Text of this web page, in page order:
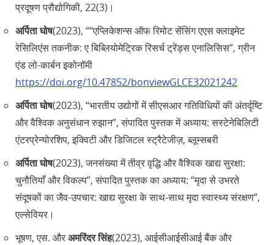
प्रदूषण प्रौद्योगिकी, 22(3)।
अर्पिता घोष(2023), ““एप्लिकेशन्स ऑफ रिमोट सेंसिंग एएस क्लाइमेट
रेसिलिएंस तकनीक: ए बिब्लियोमेट्रिक रिसर्च ट्रेंड्स एनालिसिस”, ग्रीन
एंड लो-कार्बन इकोनॉमी
https://doi.org/10.47852/bonviewGLCE32021242
अर्पिता घोष(2023), “भारतीय उद्योगों में सीएसआर गतिविधियों की अंतर्दृष्टि
और वैश्विक अनुसंधान रुझान”, संपादित पुस्तक में अध्याय: सस्टेनेबिलिटी
एंटरप्रेन्योरशिप, इक्विटी और डिजिटल स्ट्रैटेजीज़, ब्लूम्सबरी
अर्पिता घोष(2023), जनसंख्या में तीव्र वृद्धि और वैश्विक खाद्य सुरक्षा:
चुनौतियाँ और विकल्प”, संपादित पुस्तक का अध्याय: “मृदा से उभरते
संदूषकों का जैव-उपचार: खाद्य सुरक्षा के साथ-साथ मृदा स्वास्थ्य संरक्षण”,
एल्सेवियर।
भूषण, एस. औरअमरिंदर सिंह(2023), आईसीआईसीआई बैंक और